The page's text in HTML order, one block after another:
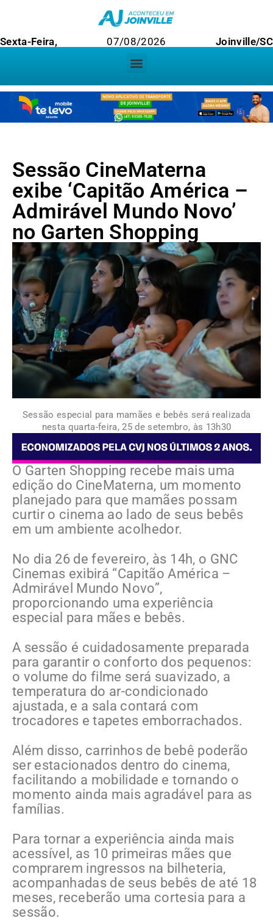
Sexta-Feira, 07/08/2026 Joinville/SC
Sessão CineMaterna
exibe ‘Capitão América –
Admirável Mundo Novo’
no Garten Shopping
Sessão especial para mamães e bebês será realizada
nesta quarta-feira, 25 de setembro, às 13h30
O Garten Shopping recebe mais uma
edição do CineMaterna, um momento
planejado para que mamães possam
curtir o cinema ao lado de seus bebês
em um ambiente acolhedor.
No dia 26 de fevereiro, às 14h, o GNC
Cinemas exibirá “Capitão América –
Admirável Mundo Novo”,
proporcionando uma experiência
especial para mães e bebês.
A sessão é cuidadosamente preparada
para garantir o conforto dos pequenos:
o volume do filme será suavizado, a
temperatura do ar-condicionado
ajustada, e a sala contará com
trocadores e tapetes emborrachados.
Além disso, carrinhos de bebê poderão
ser estacionados dentro do cinema,
facilitando a mobilidade e tornando o
momento ainda mais agradável para as
famílias.
Para tornar a experiência ainda mais
acessível, as 10 primeiras mães que
comprarem ingressos na bilheteria,
acompanhadas de seus bebês de até 18
meses, receberão uma cortesia para a
sessão.